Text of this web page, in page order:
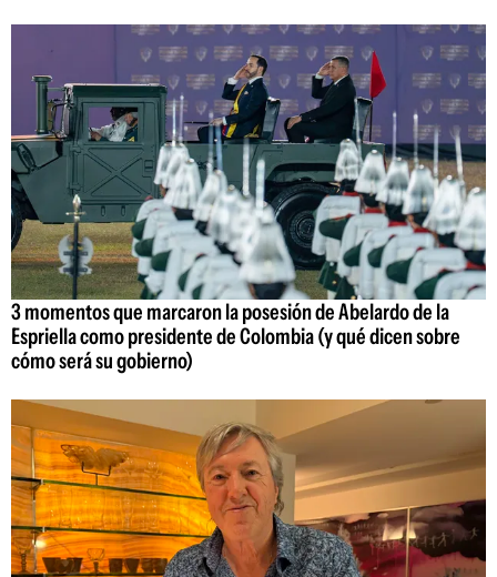
3 momentos que marcaron la posesión de Abelardo de la
Espriella como presidente de Colombia (y qué dicen sobre
cómo será su gobierno)